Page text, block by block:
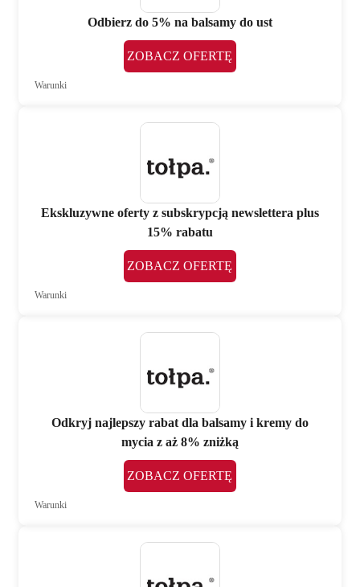
Odbierz do 5% na balsamy do ust
ZOBACZ OFERTĘ
Warunki
Ekskluzywne oferty z subskrypcją newslettera plus
15% rabatu
ZOBACZ OFERTĘ
Warunki
Odkryj najlepszy rabat dla balsamy i kremy do
mycia z aż 8% zniżką
ZOBACZ OFERTĘ
Warunki